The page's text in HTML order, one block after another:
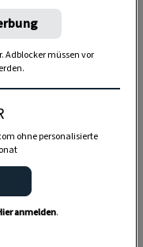
Adblocker müssen vor
ohne personalisierte
anmelden.